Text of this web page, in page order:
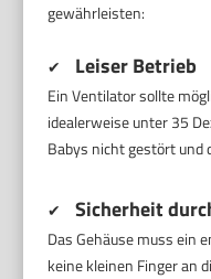
gewährleisten:
✔ Leiser Betrieb
Ein Ventilator sollte
idealerweise unter 35
Babys nicht gestört und
✔ Sicherheit
Das Gehäuse muss ein
keine kleinen Finger an